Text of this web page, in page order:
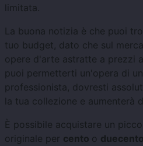
limitata.
La buona notizia è che puoi
tuo budget, dato che sul
opere d'arte astratte a prezzi
puoi permetterti un'opera di
professionista, dovresti
la tua collezione e aumenterà
È possibile acquistare un
originale per cento o